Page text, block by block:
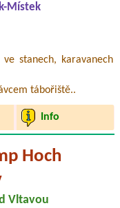
Místek
stanech, karavanech
tábořiště..
Info
Hoch
Vltavou